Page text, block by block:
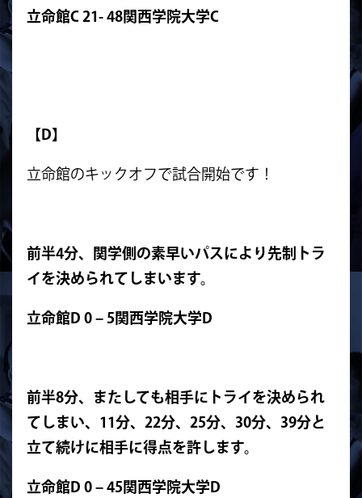
立命館C 21- 48関西学院大学C
【D】
立命館のキックオフで試合開始です！
前半4分、関学側の素早いパスにより先制トラ
イを決められてしまいます。
立命館D 0 – 5関西学院大学D
前半8分、またしても相手にトライを決められ
てしまい、11分、22分、25分、30分、39分と
立て続けに相手に得点を許します。
立命館D 0 – 45関西学院大学D